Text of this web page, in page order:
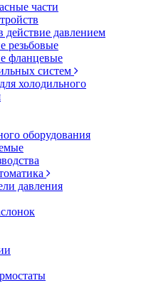
части
давлением
резьбовые
фланцевые
систем
холодильного
оборудования
давления